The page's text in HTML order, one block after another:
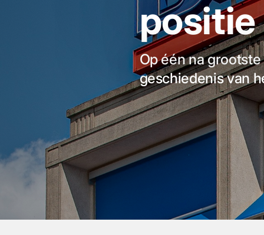
Op één na
geschiedenis van